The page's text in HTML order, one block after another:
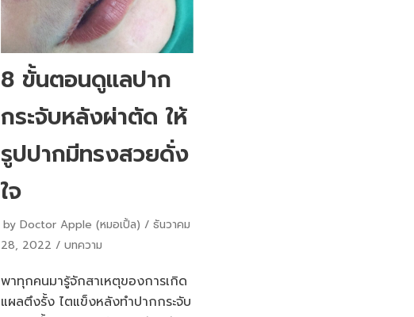
8 ขั้นตอนดูแลปาก
กระจับหลังผ่าตัด ให้
รูปปากมีทรงสวยดั่ง
ใจ
byDoctor Apple (หมอเปิ้ล)
ธันวาคม
28, 2022
บทความ
พาทุกคนมารู้จักสาเหตุของการเกิด
แผลตึงรั้ง ไตแข็งหลังทำปากกระจับ